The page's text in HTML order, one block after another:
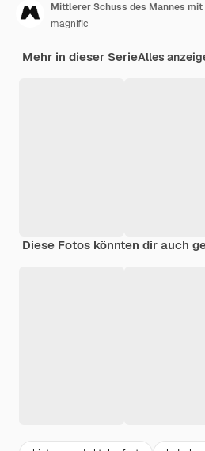
Mittlerer Schuss des Mannes
magnific
Mehr in dieser SerieAlles
Diese Fotos könnten dir auch